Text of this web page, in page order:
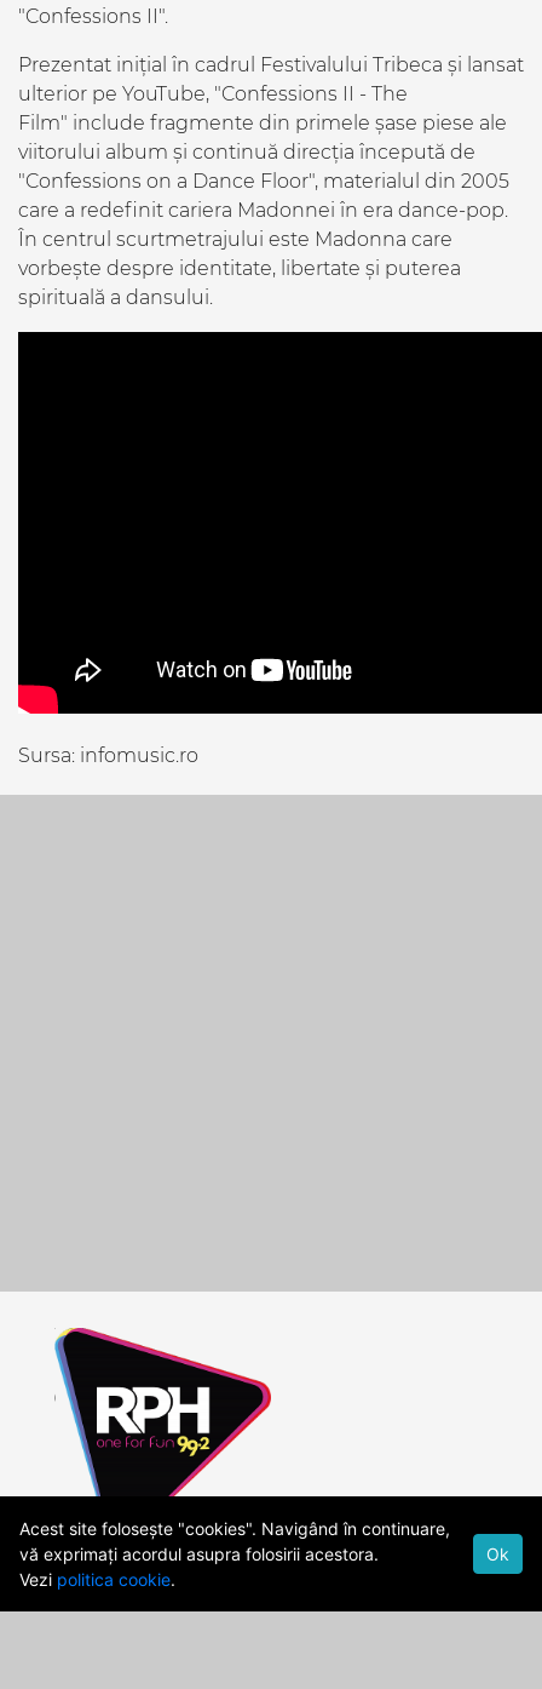
"Confessions II".
Prezentat inițial în cadrul Festivalului Tribeca și lansat
ulterior pe YouTube, "Confessions II - The
Film" include fragmente din primele șase piese ale
viitorului album și continuă direcția începută de
"Confessions on a Dance Floor", materialul din 2005
care a redefinit cariera Madonnei în era dance-pop.
În centrul scurtmetrajului este Madonna care
vorbește despre identitate, libertate și puterea
spirituală a dansului.
Sursa: infomusic.ro
Acest site folosește "cookies". Navigând în continuare,
vă exprimați acordul asupra folosirii acestora.
Vezi politica cookie.
Ok